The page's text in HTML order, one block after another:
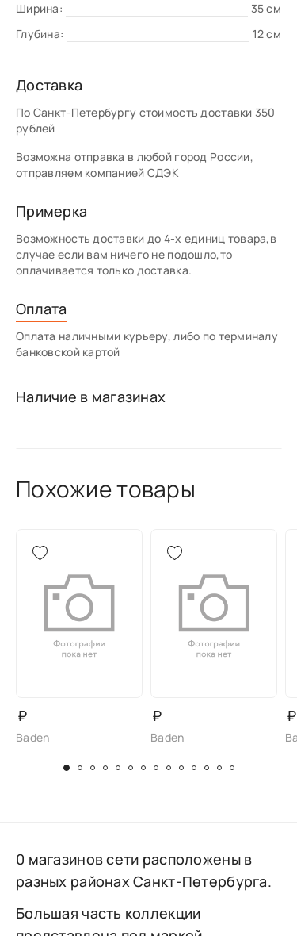
Ширина:
35 см
Глубина:
12 см
Доставка
По Санкт-Петербургу стоимость доставки 350
рублей
Возможна отправка в любой город России,
отправляем компанией СДЭК
Примерка
Возможность доставки до 4-х единиц товара,в
случае если вам ничего не подошло,то
оплачивается только доставка.
Оплата
Оплата наличными курьеру, либо по терминалу
банковской картой
Наличие в магазинах
Похожие товары
₽
Baden
₽
Baden
₽
0 магазинов сети расположены в
разных районах Санкт-Петербурга.
Большая часть коллекции